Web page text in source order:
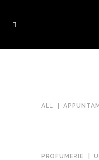
ALL
PROFUMERIE